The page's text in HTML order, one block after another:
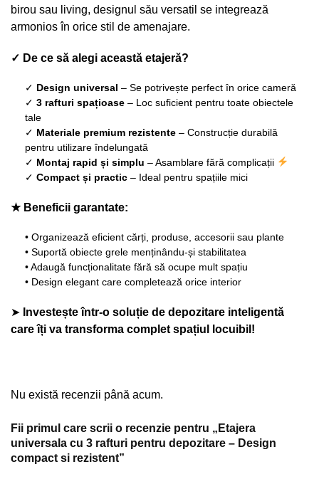
birou sau living, designul său versatil se integrează
armonios în orice stil de amenajare.
✓ De ce să alegi această etajeră?
✓ Design universal – Se potrivește perfect în orice cameră
✓ 3 rafturi spațioase – Loc suficient pentru toate obiectele
tale
✓ Materiale premium rezistente – Construcție durabilă
pentru utilizare îndelungată
✓ Montaj rapid și simplu – Asamblare fără complicații
✓ Compact și practic – Ideal pentru spațiile mici
★ Beneficii garantate:
• Organizează eficient cărți, produse, accesorii sau plante
• Suportă obiecte grele menținându-și stabilitatea
• Adaugă funcționalitate fără să ocupe mult spațiu
• Design elegant care completează orice interior
➤ Investește într-o soluție de depozitare inteligentă
care îți va transforma complet spațiul locuibil!
Nu există recenzii până acum.
Fii primul care scrii o recenzie pentru „Etajera
universala cu 3 rafturi pentru depozitare – Design
compact si rezistent”